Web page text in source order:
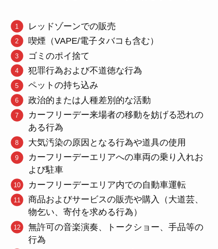
レッドゾーンでの販売
喫煙（VAPE/電子タバコも含む）
ゴミのポイ捨て
犯罪行為および不道徳な行為
ペットの持ち込み
政治的または人種差別的な活動
カーフリーデー来場者の移動を妨げる恐れの
ある行為
大気汚染の原因となる行為や道具の使用
カーフリーデーエリアへの車両の乗り入れお
よび駐車
カーフリーデーエリア内での自動車運転
商品およびサービスの販売や購入（大道芸、
物乞い、寄付を求める行為）
無許可の音楽演奏、トークショー、手品等の
行為